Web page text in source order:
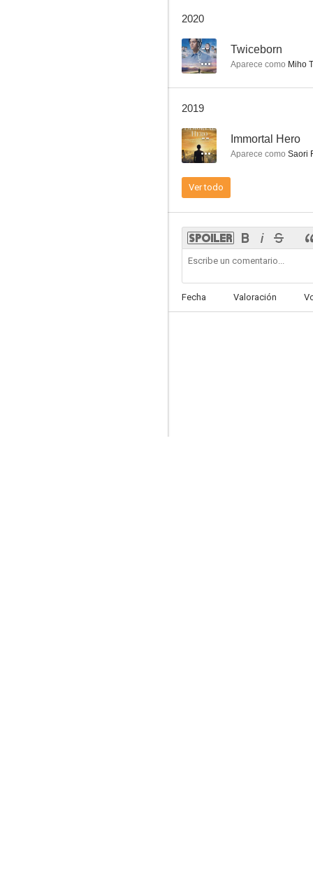
2020
-- Twiceborn
Aparece como Miho
2019
-- Immortal Hero
Aparece como Saori
Ver todo
Fecha Valoración